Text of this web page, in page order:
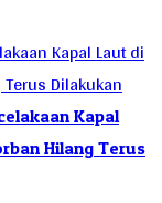
Kapal
Hilang Terus